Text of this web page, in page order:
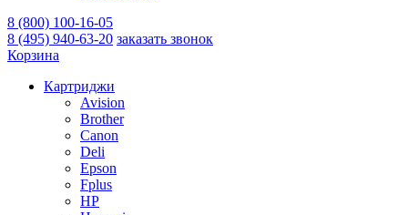
8 (800) 100-16-05
8 (495) 940-63-20 заказать звонок
Корзина
Картриджи
Avision
Brother
Canon
Deli
Epson
Fplus
HP